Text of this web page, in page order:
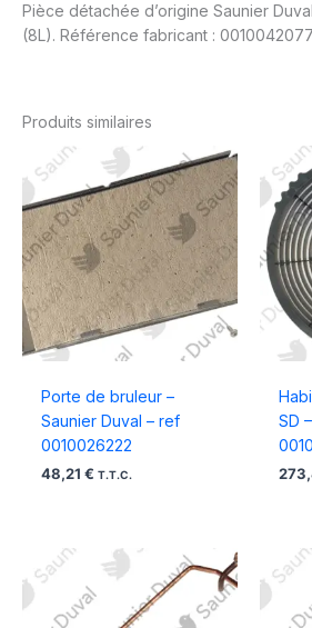
Pièce détachée d’origine Saunier
(8L). Référence fabricant :
Produits similaires
Porte de bruleur –
Saunier Duval – ref
0010026222
48,21 € T.T.C.
SD